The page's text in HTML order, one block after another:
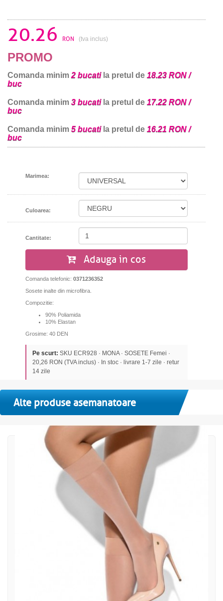
20.26 RON (tva inclus)
PROMO
Comanda minim 2 bucatila pretul de 18.23 RON /
buc
Comanda minim 3 bucatila pretul de 17.22 RON /
buc
Comanda minim 5 bucatila pretul de 16.21 RON /
buc
Marimea:
Culoarea:
Cantitate:
Adauga in cos
Comanda telefonic: 0371236352
Sosete inalte din microfibra.
Compozitie:
90% Poliamida
10% Elastan
Grosime: 40 DEN
Pe scurt: SKU ECR928 · MONA · SOSETE Femei ·
20,26 RON (TVA inclus) · In stoc · livrare 1-7 zile · retur
14 zile
Alte produse asemanatoare